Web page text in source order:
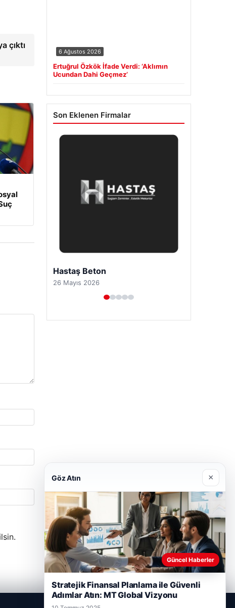
çıktı
6 Ağustos 2026
Ertuğrul Özkök İfade Verdi: ‘Aklımın
Ucundan Dahi Geçmez’
Son Eklenen Firmalar
Prenses Night Club
29 Nisan 2026
Göz Atın ×
Güncel Haberler
Stratejik Finansal Planlama ile Güvenli
Adımlar Atın: MT Global Vizyonu